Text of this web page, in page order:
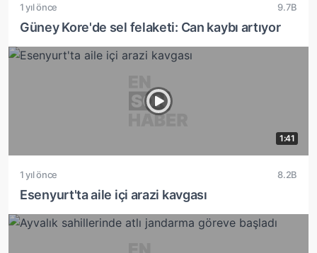
1 yıl önce 9.7B
Güney Kore'de sel felaketi: Can kaybı artıyor
1:41
1 yıl önce 8.2B
Esenyurt'ta aile içi arazi kavgası